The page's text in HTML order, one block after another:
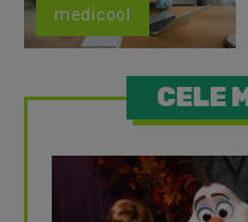
medicool
CELE